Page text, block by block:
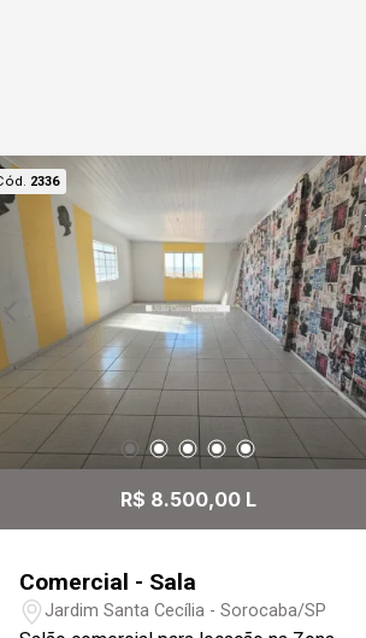
13:00
13:30
14:00
14:30
2336
R$ 8.500,00 L
Comercial - Sala
Jardim Santa Cecília - Sorocaba/SP